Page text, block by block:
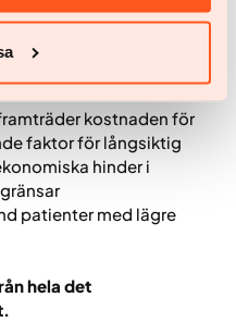
kan nå
inklusive
kostnaden för
faktor för långsiktig
hinder i
patienter med lägre
hela det